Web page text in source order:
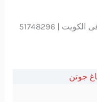
| 51748296
جوتن